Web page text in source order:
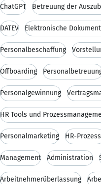
ChatGPT Betreuung der
DATEV Elektronische
Personalbeschaffung
Offboarding
Personalgewinnung
HR Tools und
Personalmarketing HR-
Management Administration
Arbeitnehmerüberlassung